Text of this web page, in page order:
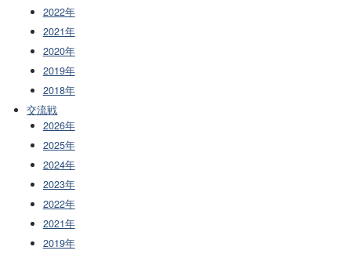
2022年
2021年
2020年
2019年
2018年
交流戦
2026年
2025年
2024年
2023年
2022年
2021年
2019年